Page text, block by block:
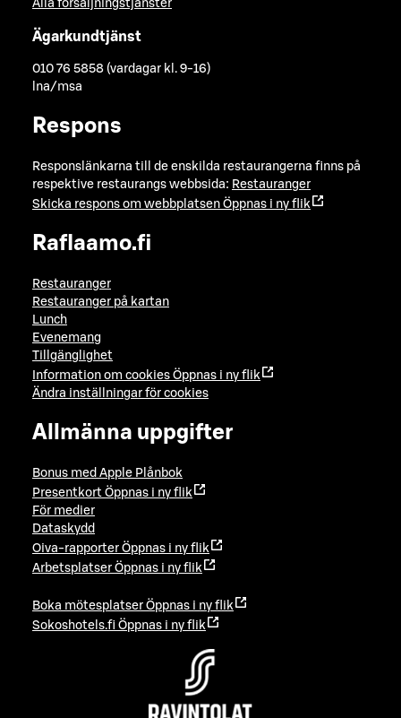
Alla försäljningstjänster
Ägarkundtjänst
010 76 5858 (vardagar kl. 9-16)
lna/msa
Respons
Responslänkarna till de enskilda restaurangerna finns på
respektive restaurangs webbsida: Restauranger
Skicka respons om webbplatsen Öppnas i ny flik
Raflaamo.fi
Restauranger
Restauranger på kartan
Lunch
Evenemang
Tillgänglighet
Information om cookies Öppnas i ny flik
Ändra inställningar för cookies
Allmänna uppgifter
Bonus med Apple Plånbok
Presentkort Öppnas i ny flik
För medier
Dataskydd
Oiva-rapporter Öppnas i ny flik
Arbetsplatser Öppnas i ny flik
Boka mötesplatser Öppnas i ny flik
Sokoshotels.fi Öppnas i ny flik